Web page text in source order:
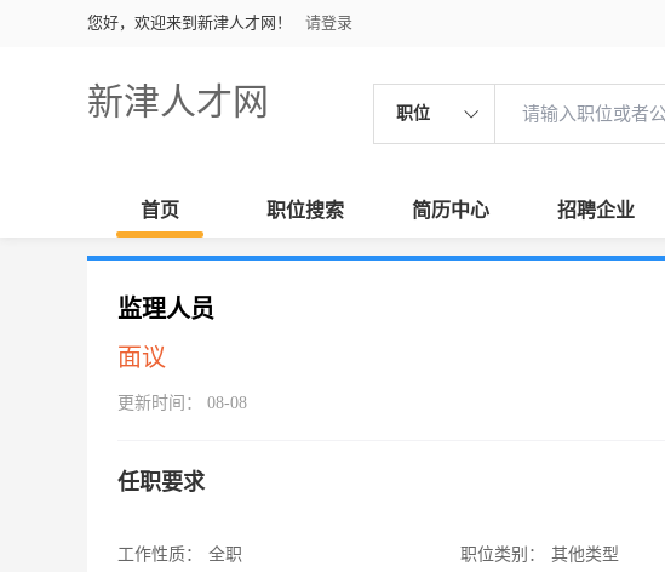
您好，欢迎来到新津人才网！ 请登录
新津人才网 职位
首页 职位搜索 简历中心 招聘企业
监理人员
面议
更新时间： 08-08
任职要求
工作性质：
全职
职位类别：
其他类型